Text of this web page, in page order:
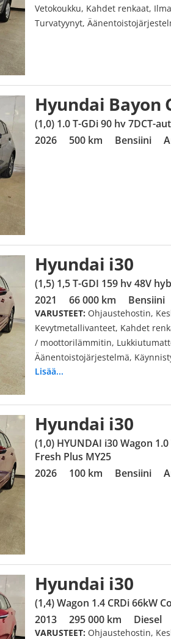
Vetokoukku, Kahdet renkaat,
Turvatyynyt,
Hyundai Bayon
(1,0) 1.0 T-GDi 90 hv 7DCT-
2026
500 km Bensiini
Hyundai i30
(1,5) 1,5 T-GDI 159 hv 48V
2021
66 000 km Bensiini
VARUSTEET: Ohjaustehostin,
Kevytmetallivanteet, Kahdet
/ moottorilämmitin,
Äänentoistojärjestelmä,
Perinteinen, Ajotietokone,
järjestelmä, Kaistavahti,
Lisää...
Hyundai i30
(1,0) HYUNDAI i30 Wagon
Fresh Plus MY25
2026
100 km Bensiini
Hyundai i30
(1,4) Wagon 1.4 CRDi 66kW
2013
295 000 km Diesel
VARUSTEET: Ohjaustehostin,